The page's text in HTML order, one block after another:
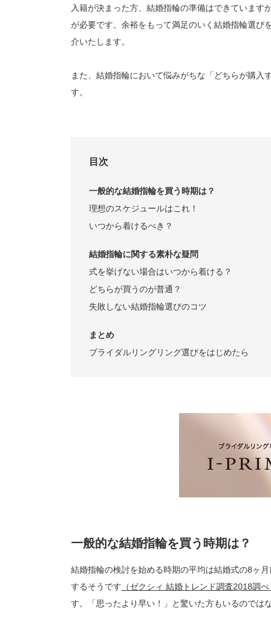
入籍が決まった方、結婚指輪の準備はできています
が必要です。余裕をもって満足のいく結婚指輪選び
介いたします。
また、結婚指輪において悩みがちな「どちらが購入
す。
目次
一般的な結婚指輪を買う時期は？
理想のスケジュールはこれ！
いつから着けるべき？
結婚指輪に関する素朴な疑問
式を挙げない場合はいつから着ける？
どちらが買うのが普通？
失敗しない結婚指輪選びのコツ
まとめ
ブライダルリングリング選びをはじめたら
一般的な結婚指輪を買う時期は？
結婚指輪の検討を始める時期の平均は結婚式の8ヶ
するそうです （ゼクシィ 結婚トレンド調査2018調べ
す。「思ったより早い！」と驚いた方もいるのでは